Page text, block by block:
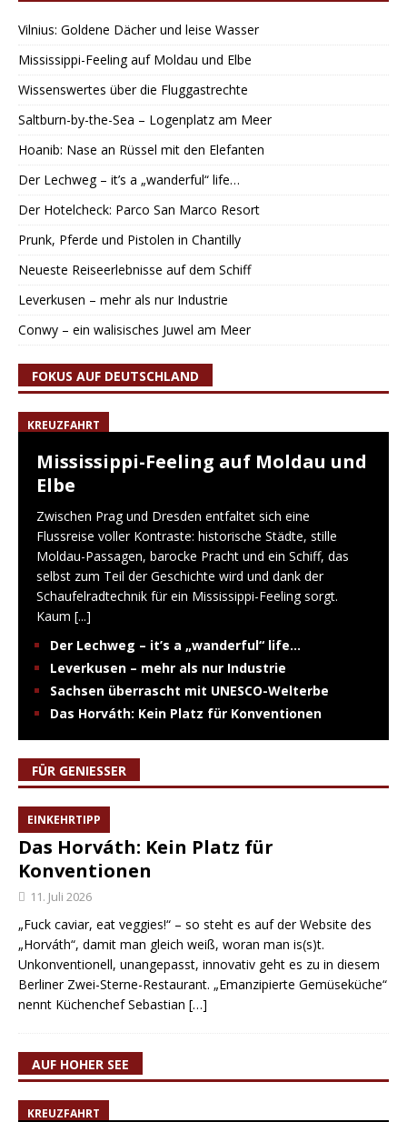
Vilnius: Goldene Dächer und leise Wasser
Mississippi-Feeling auf Moldau und Elbe
Wissenswertes über die Fluggastrechte
Saltburn-by-the-Sea – Logenplatz am Meer
Hoanib: Nase an Rüssel mit den Elefanten
Der Lechweg – it’s a „wanderful“ life…
Der Hotelcheck: Parco San Marco Resort
Prunk, Pferde und Pistolen in Chantilly
Neueste Reiseerlebnisse auf dem Schiff
Leverkusen – mehr als nur Industrie
Conwy – ein walisisches Juwel am Meer
FOKUS AUF DEUTSCHLAND
KREUZFAHRT
Mississippi-Feeling auf Moldau und
Elbe
Zwischen Prag und Dresden entfaltet sich eine
Flussreise voller Kontraste: historische Städte, stille
Moldau-Passagen, barocke Pracht und ein Schiff, das
selbst zum Teil der Geschichte wird und dank der
Schaufelradtechnik für ein Mississippi-Feeling sorgt.
Kaum [...]
Der Lechweg – it’s a „wanderful“ life…
Leverkusen – mehr als nur Industrie
Sachsen überrascht mit UNESCO-Welterbe
Das Horváth: Kein Platz für Konventionen
FÜR GENIESSER
EINKEHRTIPP
Das Horváth: Kein Platz für
Konventionen
11. Juli 2026
„Fuck caviar, eat veggies!“ – so steht es auf der Website des
„Horváth“, damit man gleich weiß, woran man is(s)t.
Unkonventionell, unangepasst, innovativ geht es zu in diesem
Berliner Zwei-Sterne-Restaurant. „Emanzipierte Gemüseküche“
nennt Küchenchef Sebastian […]
AUF HOHER SEE
KREUZFAHRT